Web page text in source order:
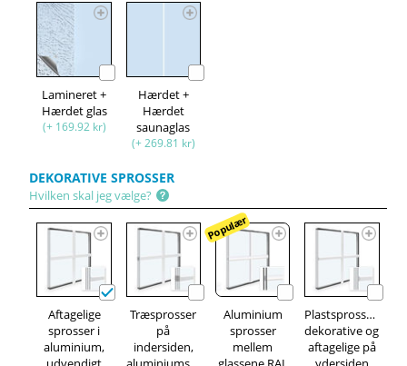
Lamineret +
Hærdet glas
(+ 169.92 kr)
Hærdet +
Hærdet
saunaglas
(+ 269.81 kr)
DEKORATIVE SPROSSER
Hvilken skal jeg vælge?
Aftagelige
sprosser i
aluminium,
Træsprosser
på
indersiden,
Populær
Aluminium
sprosser
mellem
Plastsprosser,
dekorative og
aftagelige på